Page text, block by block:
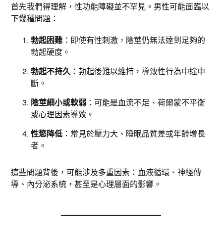
首先我們得理解，性功能障礙並不罕見。男性可能面臨以
下幾種問題：
勃起困難 ：即使有性刺激，陰莖仍無法達到足夠的
勃起硬度。
勃起不持久 ：勃起後難以維持，導致性行為中途中
斷。
陰莖細小或軟弱 ：可能是血流不足、荷爾蒙不平衡
或心理因素導致。
性慾降低 ：常見於壓力大、睡眠品質差或年齡增長
者。
這些問題背後，可能涉及多重因素：血液循環、神經傳
導、內分泌系統，甚至是心理層面的影響。